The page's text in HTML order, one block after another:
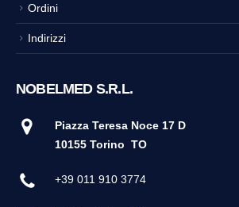
Ordini
Indirizzi
NOBELMED S.R.L.
Piazza Teresa Noce 17 D
10155 Torino TO
+39 011 910 3774